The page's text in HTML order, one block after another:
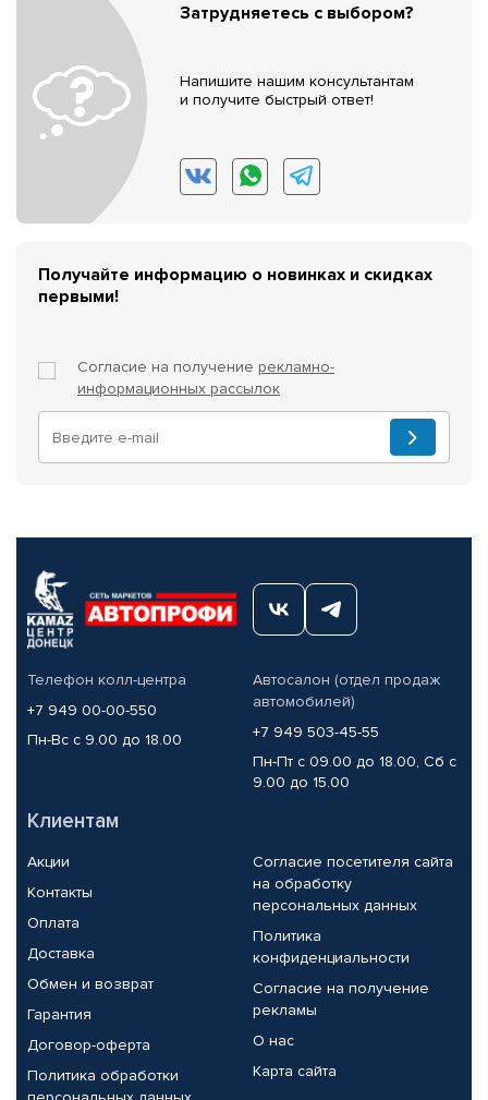
Затрудняетесь с выбором?
Напишите нашим консультантам
и получите быстрый ответ!
Получайте информацию о новинках и скидках
первыми!
Согласие на получение рекламно-
информационных рассылок
Телефон колл-центра
+7 949 00-00-550
Пн-Вс с 9.00 до 18.00
Автосалон (отдел продаж
автомобилей)
+7 949 503-45-55
Пн-Пт с 09.00 до 18.00, Сб с
9.00 до 15.00
Клиентам
Акции
Контакты
Оплата
Доставка
Обмен и возврат
Гарантия
Договор-оферта
Политика обработки
Согласие посетителя сайта
на обработку
персональных данных
Политика
конфиденциальности
Согласие на получение
рекламы
О нас
Карта сайта